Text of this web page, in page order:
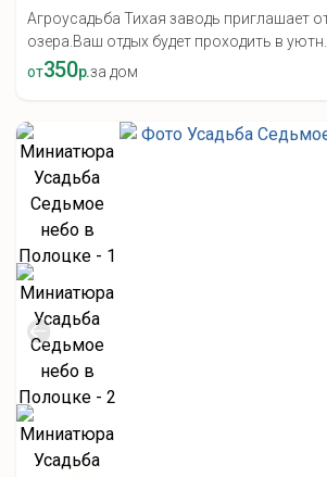
Агроусадьба Тихая заводь приглашает
озера.Ваш отдых будет проходить в уютн...
от350р.за дом